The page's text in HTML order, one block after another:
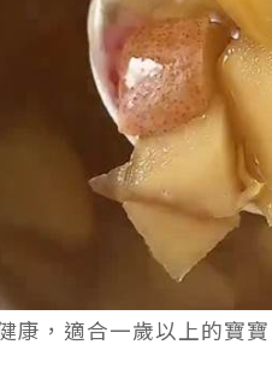
康，適合一歲以上的寶